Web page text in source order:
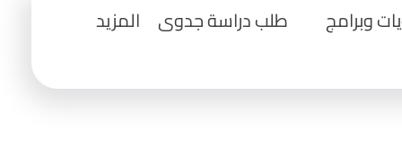
وبرامج طلب دراسة جدوى المزيد